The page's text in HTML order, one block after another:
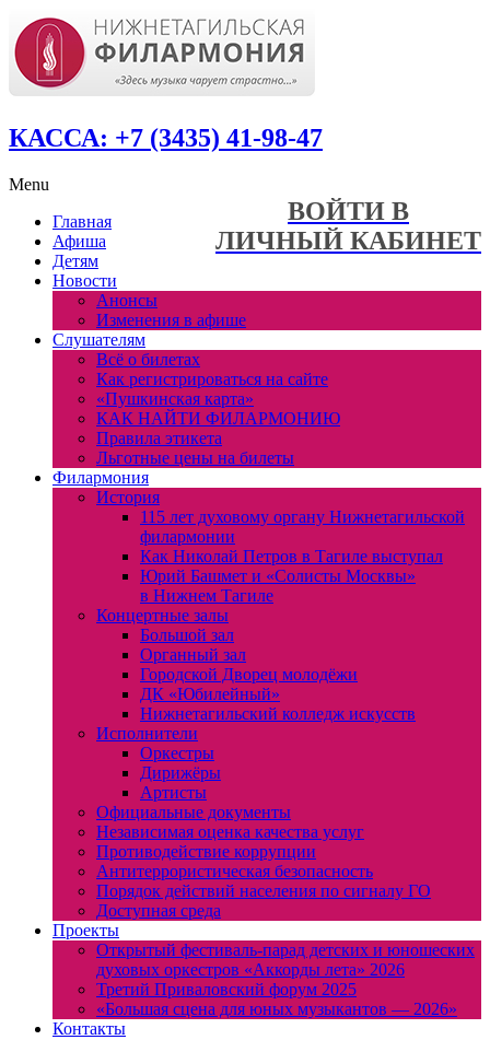
КАССА: +7 (3435) 41-98-47
ВОЙТИ В
ЛИЧНЫЙ КАБИНЕТ
Menu
Главная
Афиша
Детям
Новости
Анонсы
Изменения в афише
Слушателям
Всё о билетах
Как регистрироваться на сайте
«Пушкинская карта»
КАК НАЙТИ ФИЛАРМОНИЮ
Правила этикета
Льготные цены на билеты
Филармония
История
115 лет духовому органу Нижнетагильской
филармонии
Как Николай Петров в Тагиле выступал
Юрий Башмет и «Солисты Москвы»
в Нижнем Тагиле
Концертные залы
Большой зал
Органный зал
Городской Дворец молодёжи
ДК «Юбилейный»
Нижнетагильский колледж искусств
Исполнители
Оркестры
Дирижёры
Артисты
Официальные документы
Независимая оценка качества услуг
Противодействие коррупции
Антитеррористическая безопасность
Порядок действий населения по сигналу ГО
Доступная среда
Проекты
Открытый фестиваль-парад детских и юношеских
духовых оркестров «Аккорды лета» 2026
Третий Приваловский форум 2025
«Большая сцена для юных музыкантов — 2026»
Контакты